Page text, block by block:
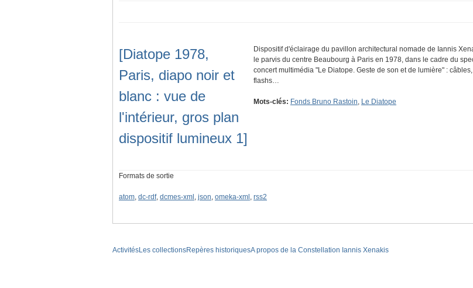
[Diatope 1978,
Paris, diapo noir et
blanc : vue de
l'intérieur, gros plan
dispositif lumineux 1]
Dispositif d'éclairage du pavillon architectural nomade de Iannis
le parvis du centre Beaubourg à Paris en 1978, dans le cadre du
concert multimédia "Le Diatope. Geste de son et de lumière" :
flashs…
Mots-clés: Fonds Bruno Rastoin, Le Diatope
Formats de sortie
atom, dc-rdf, dcmes-xml , json, omeka-xml , rss2
ActivitésLes collectionsRepères historiquesA propos de la Constellation Iannis Xenakis